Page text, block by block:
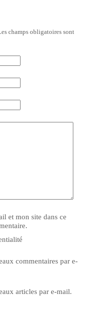
champs obligatoires sont
et mon site dans ce
commentaires par e-
articles par e-mail.